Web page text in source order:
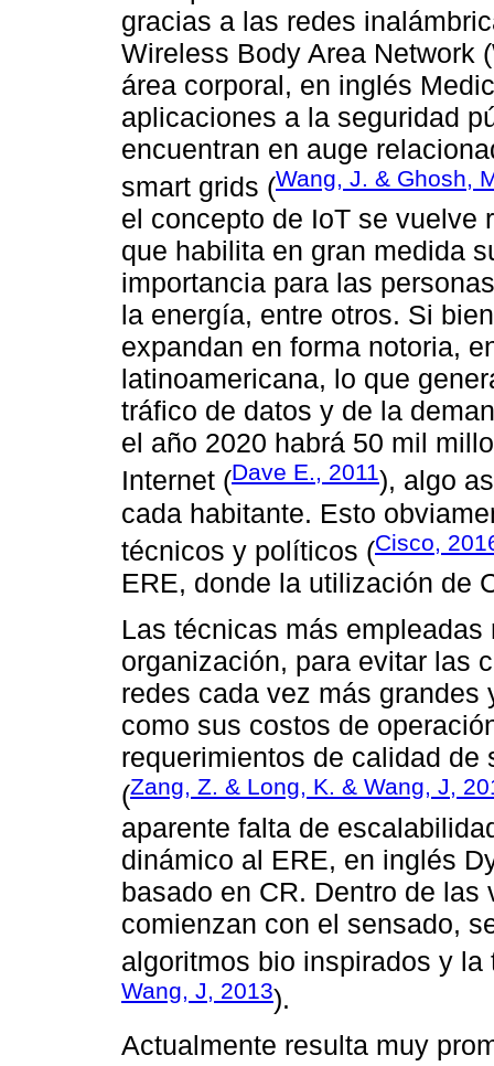
gracias a las redes
Wireless Body Area Network
área corporal, en inglés
aplicaciones a la seguridad
encuentran en auge
smart grids (Wang, J. & Ghosh,
el concepto de IoT se vuelve
que habilita en gran medida
importancia para las
la energía, entre otros. Si
expandan en forma notoria,
latinoamericana, lo que
tráfico de datos y de la
el año 2020 habrá 50 mil
Internet (Dave E., 2011), algo
cada habitante. Esto
técnicos y políticos (Cisco,
ERE, donde la utilización de
Las técnicas más
organización, para evitar las
redes cada vez más
como sus costos de
requerimientos de calidad
(Zang, Z. & Long, K. & Wang, J,
aparente falta de
dinámico al ERE, en inglés
basado en CR. Dentro de
comienzan con el sensado,
algoritmos bio inspirados y la
Wang, J, 2013).
Actualmente resulta muy